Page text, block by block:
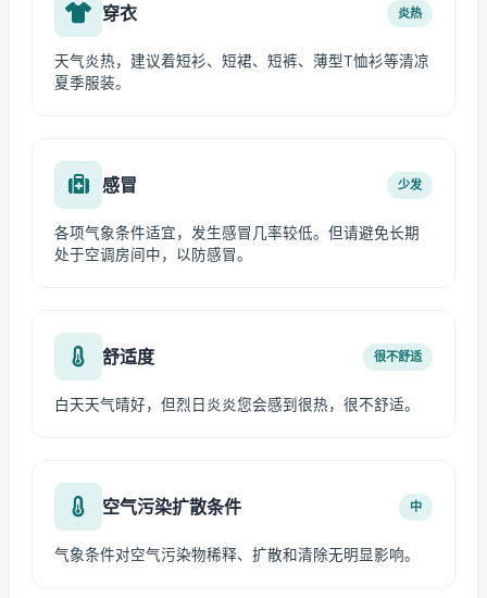
穿衣 炎热
天气炎热，建议着短衫、短裙、短裤、薄型T恤衫等清凉
夏季服装。
感冒 少发
各项气象条件适宜，发生感冒几率较低。但请避免长期
处于空调房间中，以防感冒。
舒适度 很不舒适
白天天气晴好，但烈日炎炎您会感到很热，很不舒适。
空气污染扩散条件 中
气象条件对空气污染物稀释、扩散和清除无明显影响。